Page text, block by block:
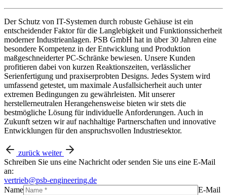
Der Schutz von IT-Systemen durch robuste Gehäuse ist ein
entscheidender Faktor für die Langlebigkeit und Funktionssicherheit
moderner Industrieanlagen. PSB GmbH hat in über 30 Jahren eine
besondere Kompetenz in der Entwicklung und Produktion
maßgeschneiderter PC-Schränke bewiesen. Unsere Kunden
profitieren dabei von kurzen Reaktionszeiten, verlässlicher
Serienfertigung und praxiserprobten Designs. Jedes System wird
umfassend getestet, um maximale Ausfallsicherheit auch unter
extremen Bedingungen zu gewährleisten. Mit unserer
herstellerneutralen Herangehensweise bieten wir stets die
bestmögliche Lösung für individuelle Anforderungen. Auch in
Zukunft setzen wir auf nachhaltige Partnerschaften und innovative
Entwicklungen für den anspruchsvollen Industriesektor.
zurück weiter
Schreiben Sie uns eine Nachricht oder senden Sie uns eine E-Mail
an:
vertrieb@psb-engineering.de
Name
E-Mail